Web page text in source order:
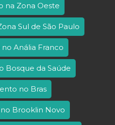
na Zona Oeste
Sul de São Paulo
Anália Franco
Bosque da Saúde
no Bras
Brooklin Novo